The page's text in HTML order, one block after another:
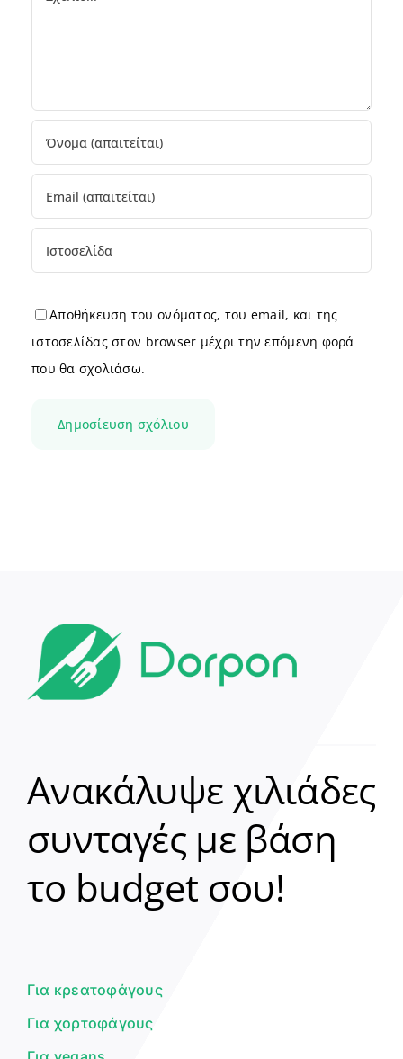
Αποθήκευση του ονόματος, του email, και της
ιστοσελίδας στον browser μέχρι την επόμενη φορά
που θα σχολιάσω.
Ανακάλυψε χιλιάδες
συνταγές με βάση
το budget σου!
Για κρεατοφάγους
Για χορτοφάγους